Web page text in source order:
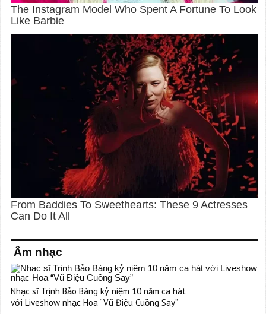
Âm nhạc
Nhạc sĩ Trịnh Bảo Bàng kỷ niệm 10 năm ca hát
với Liveshow nhạc Hoa “Vũ Điệu Cuồng Say”